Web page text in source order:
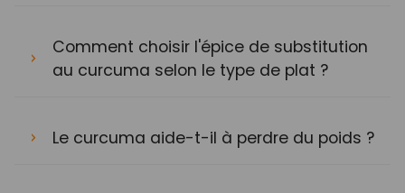
Comment choisir l'épice de substitution
au curcuma selon le type de plat ?
Le curcuma aide-t-il à perdre du poids ?